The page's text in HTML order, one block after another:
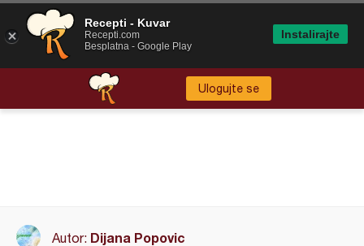
Ulogujte se
Autor: Dijana Popovic
Recepti - Kuvar
Recepti.com
Besplatna - Google Play
Instalirajte